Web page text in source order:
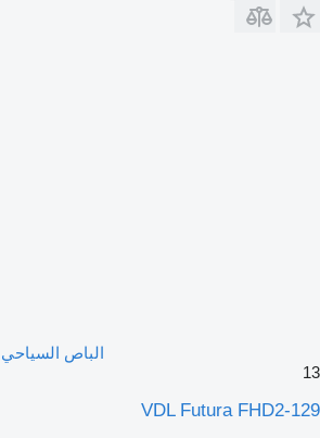
الباص السياحي VDL Futura FHD2-129
13
VDL Futura FHD2-129